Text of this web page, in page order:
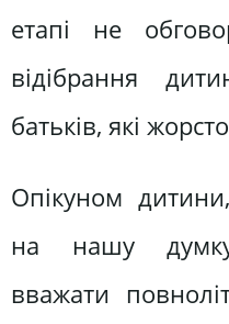
етапі не
відібрання
батьків, які
Опікуном
на нашу
вважати